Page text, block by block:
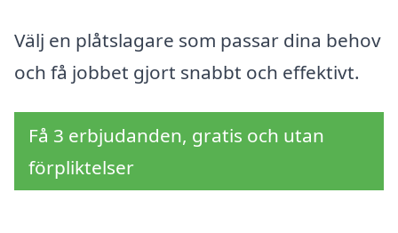
Välj en plåtslagare som passar dina behov
och få jobbet gjort snabbt och effektivt.
Få 3 erbjudanden, gratis och utan
förpliktelser